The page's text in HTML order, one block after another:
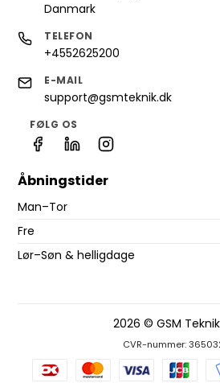
Danmark
TELEFON
+4552625200
E-MAIL
support@gsmteknik.dk
FØLG OS
Åbningstider
Man–Tor
Fre
Lør–Søn & helligdage
2026 © GSM
CVR-nummer: